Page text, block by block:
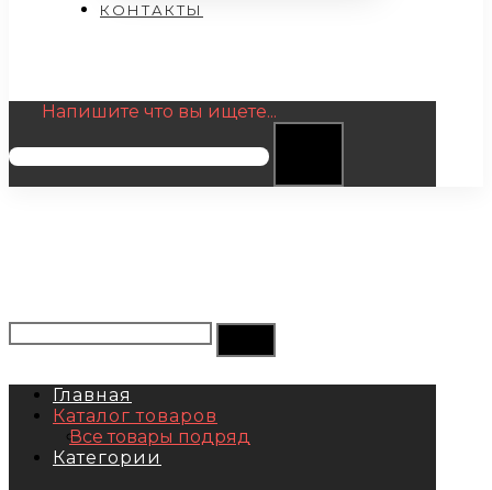
КОНТАКТЫ
Напишите что вы ищете...
Главная
Каталог товаров
Все товары подряд
Категории